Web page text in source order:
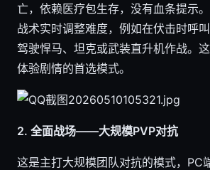
亡，依赖医疗包生存，没有血条提示
战术实时调整难度，例如在伏击时呼
驾驶悍马、坦克或武装直升机作战。
体验剧情的首选模式。
2. 全面战场——大规模PVP对抗
这是主打大规模团队对抗的模式，PC